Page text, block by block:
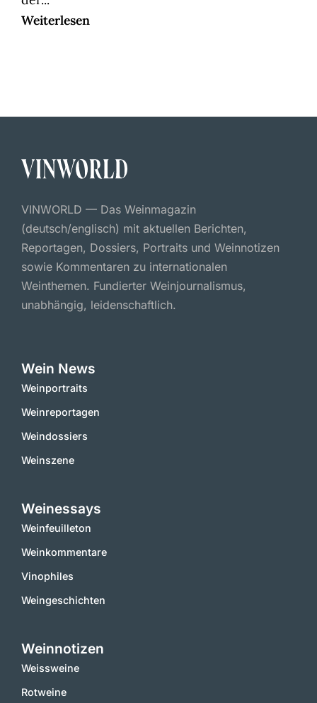
Weiterlesen
VINWORLD — Das Weinmagazin
(deutsch/englisch) mit aktuellen Berichten,
Reportagen, Dossiers, Portraits und Weinnotizen
sowie Kommentaren zu internationalen
Weinthemen. Fundierter Weinjournalismus,
unabhängig, leidenschaftlich.
Wein News
Weinportraits
Weinreportagen
Weindossiers
Weinszene
Weinessays
Weinfeuilleton
Weinkommentare
Vinophiles
Weingeschichten
Weinnotizen
Weissweine
Rotweine